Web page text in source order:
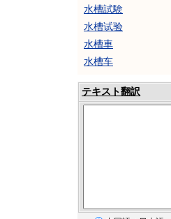
水槽試験
水槽试验
水槽車
水槽车
テキスト翻訳